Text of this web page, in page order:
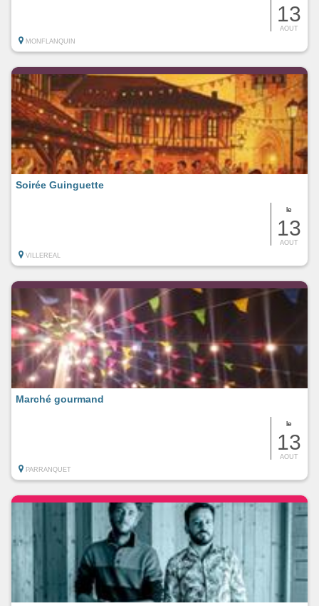
13
AOUT
MONFLANQUIN
le
13
AOUT
Soirée Guinguette
VILLEREAL
le
13
AOUT
Marché gourmand
PARRANQUET